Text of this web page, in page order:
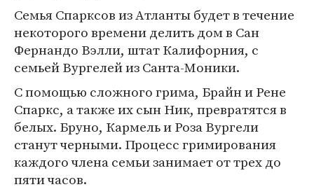
Семья Спарксов из Атланты будет в течение
некоторого времени делить дом в Сан
Фернандо Вэлли, штат Калифорния, с
семьей Вургелей из Санта-Моники.
С помощью сложного грима, Брайн и Рене
Спаркс, а также их сын Ник, превратятся в
белых. Бруно, Кармель и Роза Вургели
станут черными. Процесс гримирования
каждого члена семьи занимает от трех до
пяти часов.